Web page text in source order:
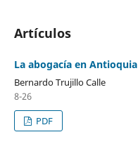
Artículos
La abogacía en Antioquia
Bernardo Trujillo Calle
8-26
PDF